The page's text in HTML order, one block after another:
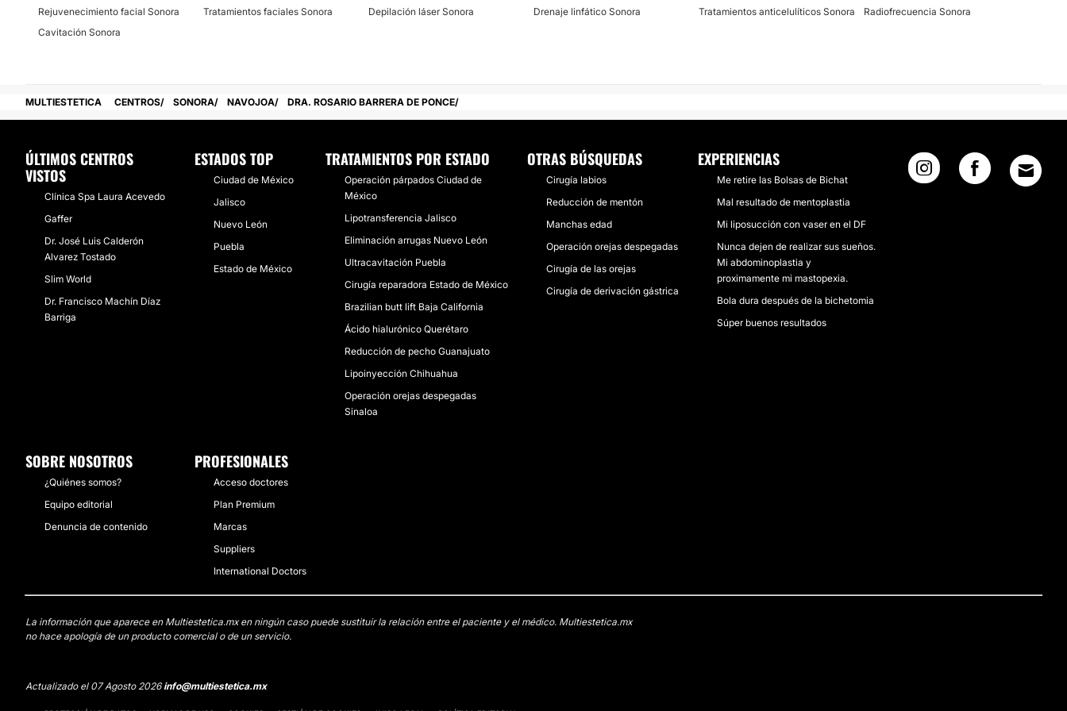
Financiación o facilidades de pago:
Rejuvenecimiento facial Sonora
Tratamientos faciales Sonora Depilación láser Sonora Drenaje linfático Sonora Tratamientos anticelulíticos Sonora
Radiofrecuencia Sonora
Cavitación Sonora
MULTIESTETICA CENTROS SONORA NAVOJOA DRA. ROSARIO BARRERA DE PONCE
ÚLTIMOS CENTROS
VISTOS
Clínica Spa Laura Acevedo
Gaffer
Dr. José Luis Calderón
Alvarez Tostado
Slim World
Dr. Francisco Machín Díaz
Barriga
ESTADOS TOP
Ciudad de México
Jalisco
Nuevo León
Puebla
Estado de México
TRATAMIENTOS POR ESTADO
Operación párpados Ciudad de
México
Lipotransferencia Jalisco
Eliminación arrugas Nuevo León
Ultracavitación Puebla
Cirugía reparadora Estado de México
Brazilian butt lift Baja California
Ácido hialurónico Querétaro
Reducción de pecho Guanajuato
Lipoinyección Chihuahua
Operación orejas despegadas
Sinaloa
OTRAS BÚSQUEDAS
Cirugía labios
Reducción de mentón
Manchas edad
Operación orejas despegadas
Cirugía de las orejas
Cirugía de derivación gástrica
EXPERIENCIAS
Me retire las Bolsas de Bichat
Mal resultado de mentoplastia
Mi liposucción con vaser en el DF
Nunca dejen de realizar sus sueños.
Mi abdominoplastia y
proximamente mi mastopexia.
Bola dura después de la bichetomia
Súper buenos resultados
SOBRE NOSOTROS
¿Quiénes somos?
Equipo editorial
Denuncia de contenido
PROFESIONALES
Acceso doctores
Plan Premium
Marcas
Suppliers
International Doctors
La información que aparece en Multiestetica.mx en ningún caso puede sustituir la relación entre el paciente y el médico. Multiestetica.mx
no hace apología de un producto comercial o de un servicio.
Actualizado el 07 Agosto 2026info@multiestetica.mx